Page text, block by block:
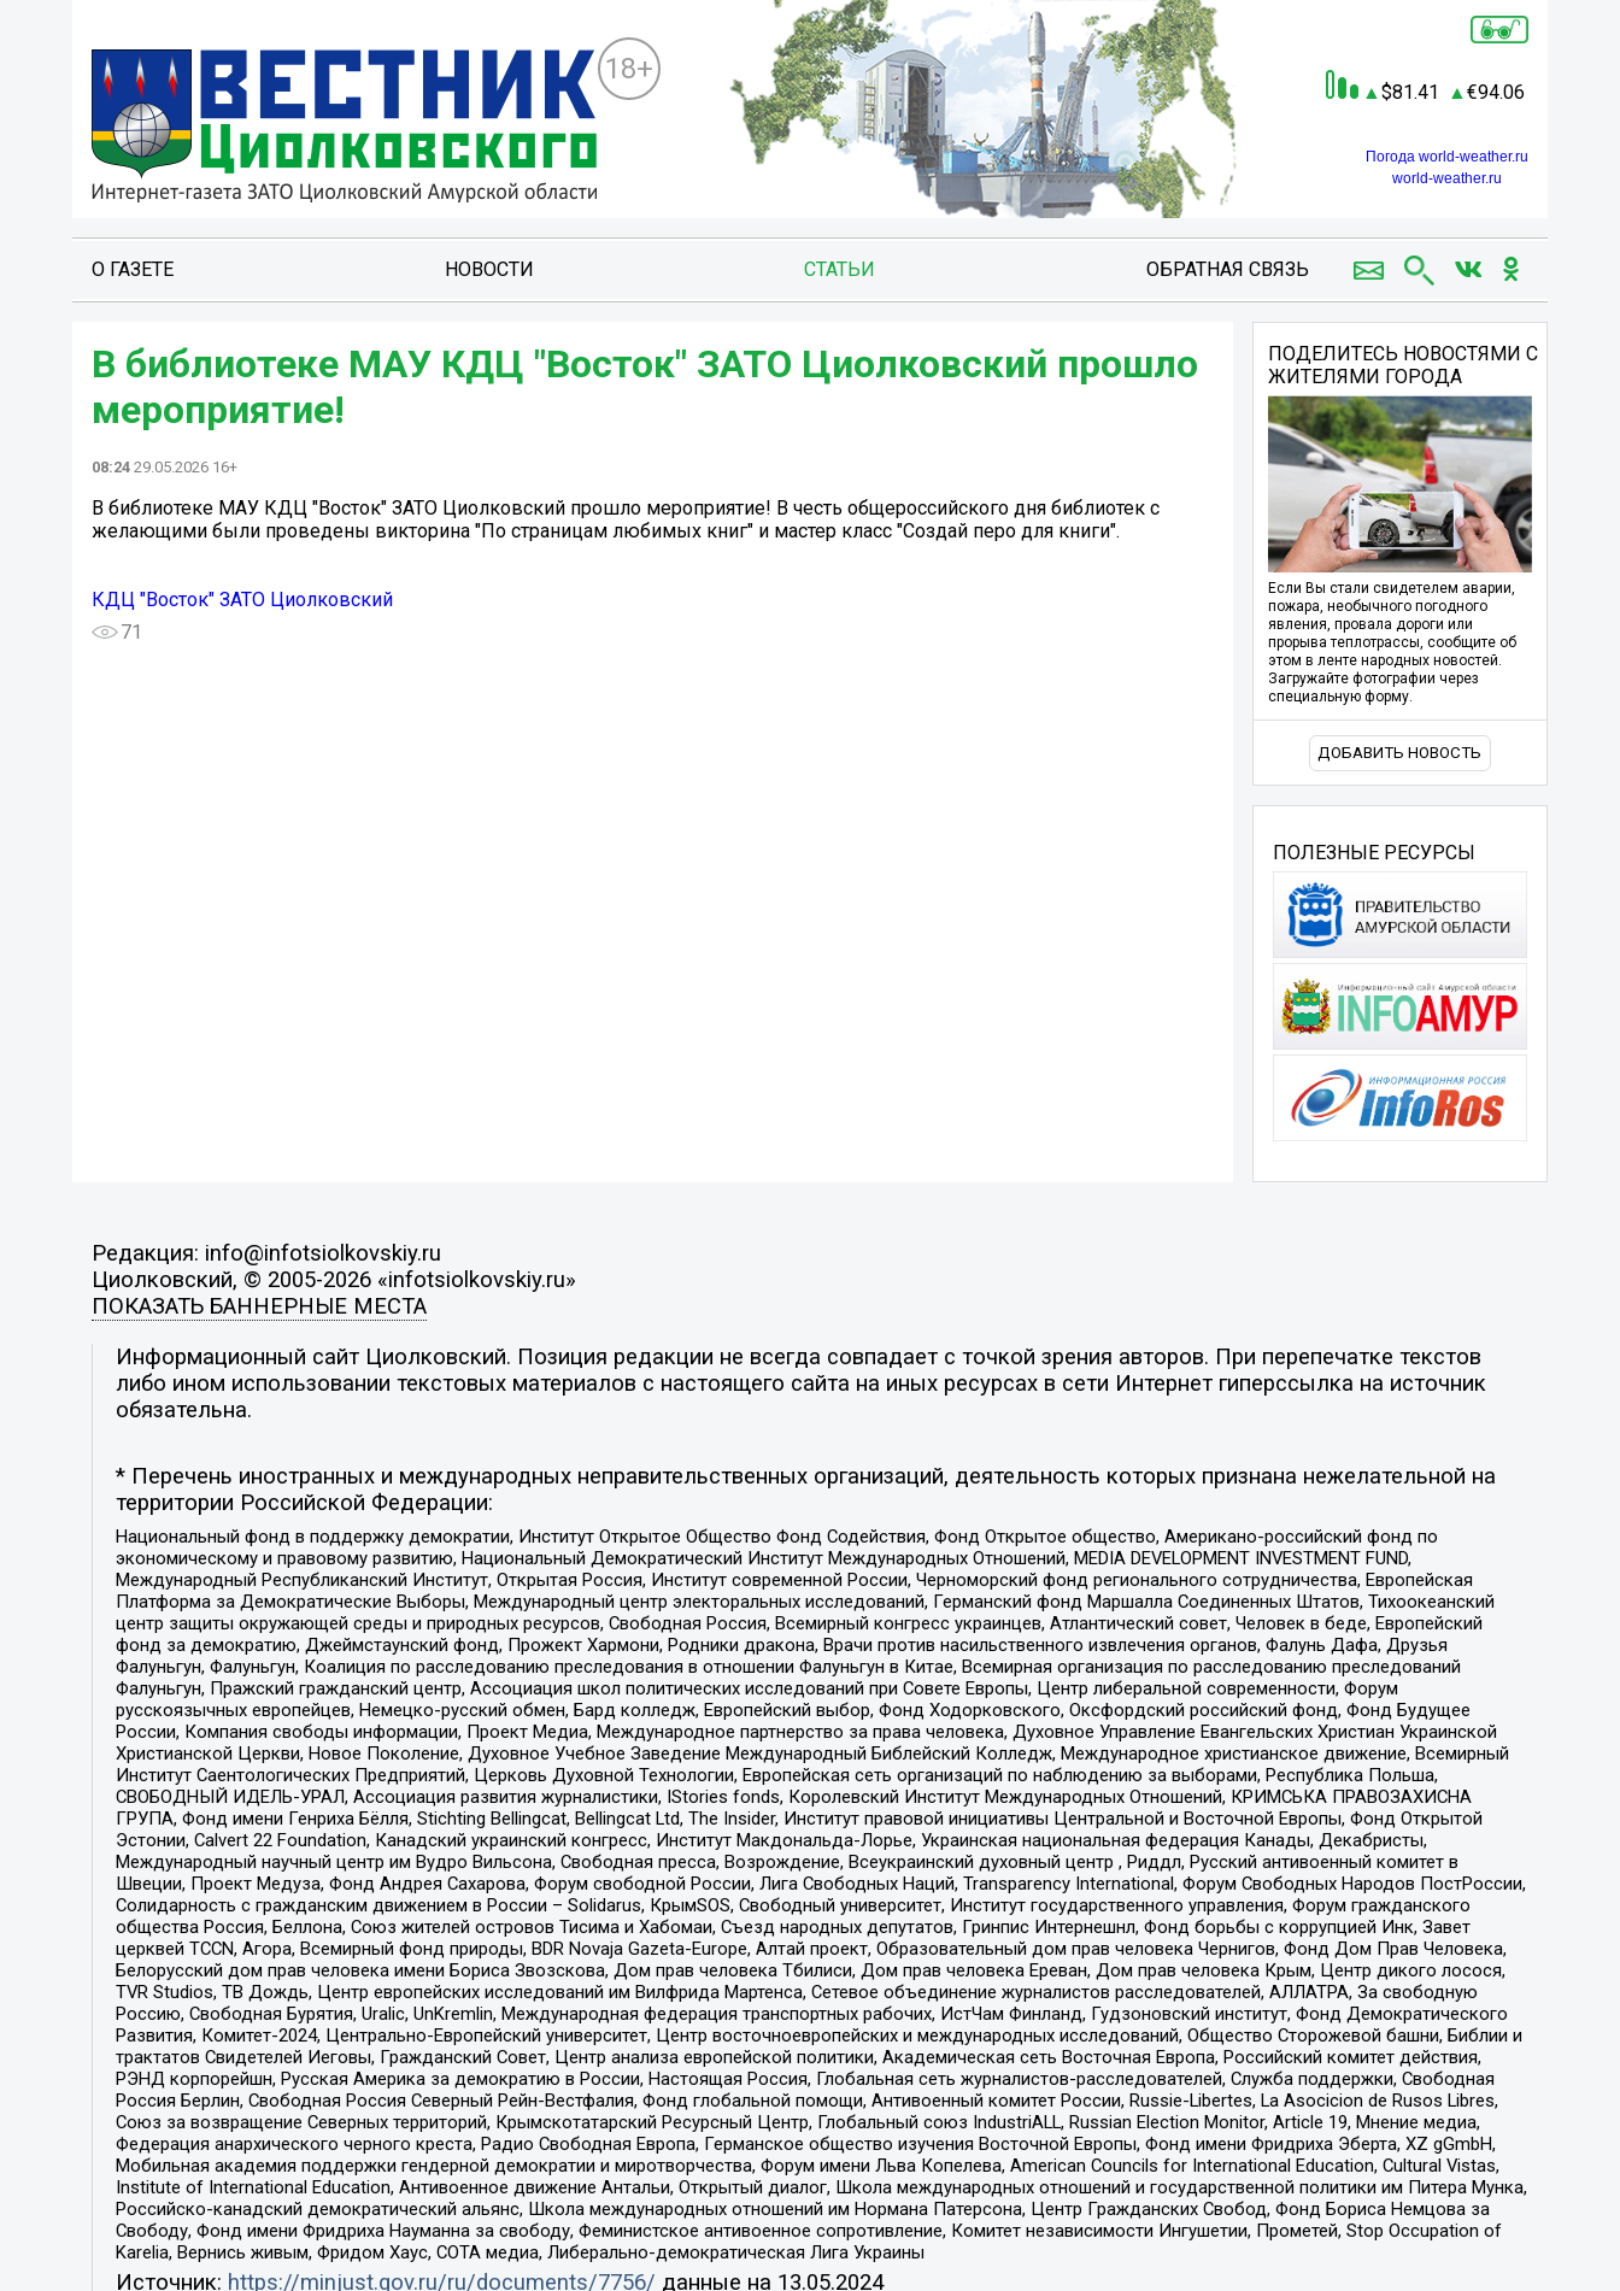
18+
81.41 94.06
Погода world-weather.ru
world-weather.ru
О ГАЗЕТЕ НОВОСТИ СТАТЬИ ОБРАТНАЯ СВЯЗЬ
В библиотеке МАУ КДЦ "Восток" ЗАТО Циолковский прошло
мероприятие!
08:24 29.05.2026 16+
В библиотеке МАУ КДЦ "Восток" ЗАТО Циолковский прошло мероприятие! В честь общероссийского дня библиотек с
желающими были проведены викторина "По страницам любимых книг" и мастер класс "Создай перо для книги".
КДЦ "Восток" ЗАТО Циолковский
71
ПОДЕЛИТЕСЬ НОВОСТЯМИ С
ЖИТЕЛЯМИ ГОРОДА
Если Вы стали свидетелем аварии,
пожара, необычного погодного
явления, провала дороги или
прорыва теплотрассы, сообщите об
этом в ленте народных новостей.
Загружайте фотографии через
специальную форму.
ДОБАВИТЬ НОВОСТЬ
ПОЛЕЗНЫЕ РЕСУРСЫ
Редакция: info@infotsiolkovskiy.ru
Циолковский, © 2005-2026 «infotsiolkovskiy.ru»
ПОКАЗАТЬ БАННЕРНЫЕ МЕСТА
Информационный сайт Циолковский. Позиция редакции не всегда совпадает с точкой зрения авторов. При перепечатке текстов
либо ином использовании текстовых материалов с настоящего сайта на иных ресурсах в сети Интернет гиперссылка на источник
обязательна.
* Перечень иностранных и международных неправительственных организаций, деятельность которых признана нежелательной на
территории Российской Федерации:
Национальный фонд в поддержку демократии, Институт Открытое Общество Фонд Содействия, Фонд Открытое общество, Американо-российский фонд по
экономическому и правовому развитию, Национальный Демократический Институт Международных Отношений, MEDIA DEVELOPMENT INVESTMENT FUND,
Международный Республиканский Институт, Открытая Россия, Институт современной России, Черноморский фонд регионального сотрудничества, Европейская
Платформа за Демократические Выборы, Международный центр электоральных исследований, Германский фонд Маршалла Соединенных Штатов, Тихоокеанский
центр защиты окружающей среды и природных ресурсов, Свободная Россия, Всемирный конгресс украинцев, Атлантический совет, Человек в беде, Европейский
фонд за демократию, Джеймстаунский фонд, Прожект Хармони, Родники дракона, Врачи против насильственного извлечения органов, Фалунь Дафа, Друзья
Фалуньгун, Фалуньгун, Коалиция по расследованию преследования в отношении Фалуньгун в Китае, Всемирная организация по расследованию преследований
Фалуньгун, Пражский гражданский центр, Ассоциация школ политических исследований при Совете Европы, Центр либеральной современности, Форум
русскоязычных европейцев, Немецко-русский обмен, Бард колледж, Европейский выбор, Фонд Ходорковского, Оксфордский российский фонд, Фонд Будущее
России, Компания свободы информации, Проект Медиа, Международное партнерство за права человека, Духовное Управление Евангельских Христиан Украинской
Христианской Церкви, Новое Поколение, Духовное Учебное Заведение Международный Библейский Колледж, Международное христианское движение, Всемирный
Институт Саентологических Предприятий, Церковь Духовной Технологии, Европейская сеть организаций по наблюдению за выборами, Республика Польша,
СВОБОДНЫЙ ИДЕЛЬ-УРАЛ, Ассоциация развития журналистики, IStories fonds, Королевский Институт Международных Отношений, КРИМСЬКА ПРАВОЗАХИСНА
ГРУПА, Фонд имени Генриха Бёлля, Stichting Bellingcat, Bellingcat Ltd, The Insider, Институт правовой инициативы Центральной и Восточной Европы, Фонд Открытой
Эстонии, Calvert 22 Foundation, Канадский украинский конгресс, Институт Макдональда-Лорье, Украинская национальная федерация Канады, Декабристы,
Международный научный центр им Вудро Вильсона, Свободная пресса, Возрождение, Всеукраинский духовный центр , Риддл, Русский антивоенный комитет в
Швеции, Проект Медуза, Фонд Андрея Сахарова, Форум свободной России, Лига Свободных Наций, Transparеncy International, Форум Свободных Народов ПостРоссии,
Солидарность с гражданским движением в России – Solidarus, КрымSOS, Свободный университет, Институт государственного управления, Форум гражданского
общества Россия, Беллона, Союз жителей островов Тисима и Хабомаи, Съезд народных депутатов, Гринпис Интернешнл, Фонд борьбы с коррупцией Инк, Завет
церквей TCCN, Агора, Всемирный фонд природы, BDR Novaja Gazeta-Europe, Алтай проект, Образовательный дом прав человека Чернигов, Фонд Дом Прав Человека,
Белорусский дом прав человека имени Бориса Звозскова, Дом прав человека Тбилиси, Дом прав человека Ереван, Дом прав человека Крым, Центр дикого лосося,
TVR Studios, ТВ Дождь, Центр европейских исследований им Вилфрида Мартенса, Сетевое объединение журналистов расследователей, АЛЛАТРА, За свободную
Россию, Свободная Бурятия, Uralic, UnKremlin, Международная федерация транспортных рабочих, ИстЧам Финланд, Гудзоновский институт, Фонд Демократического
Развития, Комитет-2024, Центрально-Европейский университет, Центр восточноевропейских и международных исследований, Общество Сторожевой башни, Библии и
трактатов Свидетелей Иеговы, Гражданский Совет, Центр анализа европейской политики, Академическая сеть Восточная Европа, Российский комитет действия,
РЭНД корпорейшн, Русская Америка за демократию в России, Настоящая Россия, Глобальная сеть журналистов-расследователей, Служба поддержки, Свободная
Россия Берлин, Свободная Россия Северный Рейн-Вестфалия, Фонд глобальной помощи, Антивоенный комитет России, Russie-Libertes, La Asocicion de Rusos Libres,
Союз за возвращение Северных территорий, Крымскотатарский Ресурсный Центр, Глобальный союз IndustriALL, Russian Election Monitor, Article 19, Мнение медиа,
Федерация анархического черного креста, Радио Свободная Европа, Германское общество изучения Восточной Европы, Фонд имени Фридриха Эберта, XZ gGmbH,
Мобильная академия поддержки гендерной демократии и миротворчества, Форум имени Льва Копелева, American Councils for International Education, Cultural Vistas,
Institute of International Education, Антивоенное движение Антальи, Открытый диалог, Школа международных отношений и государственной политики им Питера Мунка,
Российско-канадский демократический альянс, Школа международных отношений им Нормана Патерсона, Центр Гражданских Свобод, Фонд Бориса Немцова за
Свободу, Фонд имени Фридриха Науманна за свободу, Феминистское антивоенное сопротивление, Комитет независимости Ингушетии, Прометей, Stop Occupation of
Karelia, Вернись живым, Фридом Хаус, СОТА медиа, Либерально-демократическая Лига Украины
Источник: https://minjust.gov.ru/ru/documents/7756/ данные на 13.05.2024